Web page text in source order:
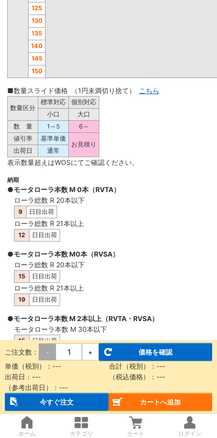
125
130
135
140
145
150
■数量スライド価格 （1円未満切り捨て） こちら
数量区分
標準対応
個別対応
小口
大口
数 量
1～5
6～
値引率
基準単価
お見積り
出荷日
通常
表示数量超えはWOSにてご確認ください。
納期
●モータローラ本数 M 0本（RVTA）
ローラ総数 R 20本以下
9 日目出荷
ローラ総数 R 21本以上
12 日目出荷
●モータローラ本数 M0本（RVSA）
ローラ総数 R 20本以下
15 日目出荷
ローラ総数 R 21本以上
19 日目出荷
●モータローラ本数 M 2本以上（RVTA・RVSA）
モータローラ本数 M 30本以下
15 日目出荷
モータローラ本数 M 31本以上
19 日目出荷
概要・仕様
【納品に関する注意事項】
ご注文数： - +
価格を確認
単価（税別）： --- 合計（税別）： ---
出荷日： --- （税込価格）： ---
（参考出荷日）： ---
今すぐ注文
カートへ追加
ホーム カテゴリ カート ログイン